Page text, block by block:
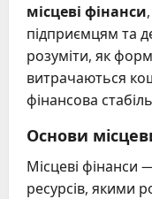
місцеві фінанси
підприємцям та
розуміти, як
витрачаються
фінансова
Основи
Місцеві фінанси
ресурсів, якими